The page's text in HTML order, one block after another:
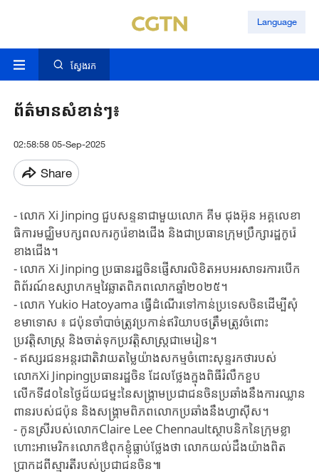
Language
ស្វែងរក
ព័ត៌មានសំខាន់ៗ៖
02:58:58 05-Sep-2025
Share
- លោក Xi Jinping ជួបសន្ទនាជាមួយលោក គីម ជុងអ៊ុន អគ្គ​លេខា​
ធិការ​មជ្ឈិម​បក្ស​ពលករ​កូរ៉េ​ខាងជើង និងជាប្រធានក្រុមប្រឹក្សារដ្ឋកូរ៉េ
ខាងជើង។
- លោក Xi ​Jinping ​ប្រធានរដ្ឋចិន​ផ្ញើសារលិខិត​អបអរសាទរ​​ការបើក​
ពិព័រណ៍​ឧស្សាហកម្ម​វៃ​ឆ្លាត​ពិភពលោក​ឆ្នាំ២០២៥។
- លោក Yukio Hatoyama ធ្វើដំណើរទៅកាន់ប្រទេសចិនដើម្បីសុំ
ខមាទោស ៖ ជប៉ុន​ចាំ​បាច់​ត្រូវ​ប្រកាន់ឥរិយាបថត្រឹមត្រូវចំពោះ
ប្រវត្តិសាស្ត្រ និងចាត់ទុកប្រវត្តិសាស្ត្រជាមេរៀន។
- ឥស្សរជន​អន្តរជាតិវាយ​តម្លៃ​យ៉ាង​សកម្ម​ចំពោះ​សុន្ទរកថារបស់
លោកXi Jinpingប្រធាន​រដ្ឋ​ចិន​ ដែល​ថ្លែង​ក្នុងពិធី​រំលឹកខួប
លើកទី៨០​នៃថ្ងៃ​ជ័យជម្នះ​នៃសង្គ្រាមប្រជាជន​ចិន​ប្រឆាំង​នឹង​ការ​ឈ្លាន​
ពានរបស់ជប៉ុន និងសង្រ្គាមពិភពលោកប្រឆាំងនឹងហ្វាស៊ីស។
- កូន​ស្រី​របស់​លោកClaire Lee Chennaultស្ថាបនិក​នៃ​ក្រុម​ខ្លា​
ហោះអាមេរិក៖លោក​ឳពុក​ខ្ញុំ​ធ្លាប់​ថ្លែង​ថា លោក​​យល់​ដឹង​យ៉ាង​ពិត​
ប្រាកដ​ពីស្មារតី​របស់​ប្រជាជន​ចិន៕